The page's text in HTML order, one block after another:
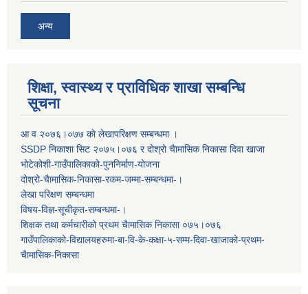
अन्य
शिक्षा, स्वास्थ्य र प्राविधिक शाखा सम्बन्धि
सूचना
आ व २०७६।०७७ काे लेखापरिक्षण सम्बन्धमा ।
SSDP निकाशा सिट २०७५।०७६ र दोश्रो चैामासिक निकासा दिवा खाजा
भोटेकोशी-गाउँपालिकाको-पुननिर्माण-योजना
दोश्रो-चैामासिक-निकासा-रकम-जम्मा-सम्बन्धमा-।
लेखा परिक्षण सम्बन्धमा
विषय-विज्ञ-सूचीकृत-सम्बन्धमा-।
शिक्षक तथा कर्मचारीको प्रथम च‌ैामासिक निकासा ०७५।०७६
गाउँपालिकाको-विद्यालयहरुमा-बा-वि-के-कक्षा-५-सम्म-दिवा-खाजाको-प्रथम-
चैामासिक-निकासा